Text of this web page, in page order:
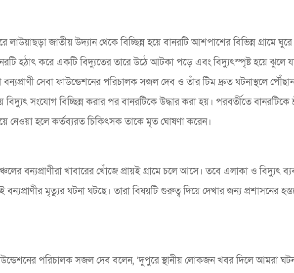
জাতীয় উদ্যান থেকে বিচ্ছিন্ন হয়ে বানরটি আশপাশের বিভিন্ন গ্রামে ঘুরে
হঠাৎ করে একটি বিদ্যুতের তারে উঠে আটকা পড়ে এবং বিদ্যুৎস্পৃষ্ট হয়ে ঝুলে
সেবা ফাউন্ডেশনের পরিচালক সজল দেব ও তাঁর টিম দ্রুত ঘটনাস্থলে
সংযোগ বিচ্ছিন্ন করার পর বানরটিকে উদ্ধার করা হয়। পরবর্তীতে বানরটিকে
নেওয়া হলে কর্তব্যরত চিকিৎসক তাকে মৃত ঘোষণা করেন।
বন্যপ্রাণীরা খাবারের খোঁজে প্রায়ই গ্রামে চলে আসে। তবে এলাকা ও বিদ্যুৎ
বন্যপ্রাণীর মৃত্যুর ঘটনা ঘটছে। তারা বিষয়টি গুরুত্ব দিয়ে দেখার জন্য প্রশাসনের
পরিচালক সজল দেব বলেন, ‘দুপুরে স্থানীয় লোকজন খবর দিলে আমরা